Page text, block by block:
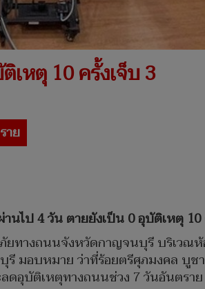
หตุ 10 ครั้งเจ็บ 3
าย
ไป 4 วัน ตายยังเป็น 0 อุบัติเหตุ 10
ยทางถนนจังหวัดกาญจนบุรี บริเวณ
มอบหมาย ว่าที่ร้อยตรีศุภมงคล บูชา
บัติเหตุทางถนนช่วง 7 วันอันตรา